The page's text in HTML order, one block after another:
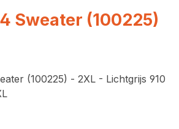
Sweater (100225)
overslaan